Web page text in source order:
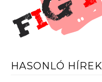
HASONLÓ HÍREK